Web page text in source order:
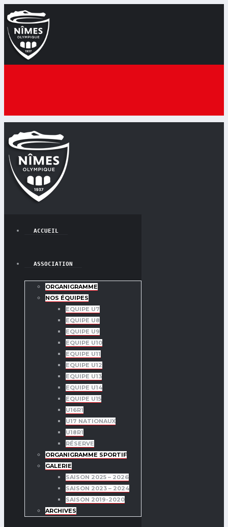
ACCUEIL
ASSOCIATION
ORGANIGRAMME
NOS ÉQUIPES
EQUIPE U7
EQUIPE U8
EQUIPE U9
EQUIPE U10
EQUIPE U11
EQUIPE U12
EQUIPE U13
EQUIPE U14
EQUIPE U15
U16R1
U17 NATIONAUX
U18R1
RÉSERVE
ORGANIGRAMME SPORTIF
GALERIE
SAISON 2025 – 2026
SAISON 2023 – 2024
SAISON 2019-2020
ARCHIVES